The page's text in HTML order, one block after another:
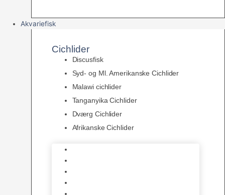
Akvariefisk
Cichlider
Discusfisk
Syd- og Ml. Amerikanske Cichlider
Malawi cichlider
Tanganyika Cichlider
Dværg Cichlider
Afrikanske Cichlider